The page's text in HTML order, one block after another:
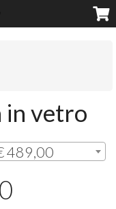
in vetro
489,00